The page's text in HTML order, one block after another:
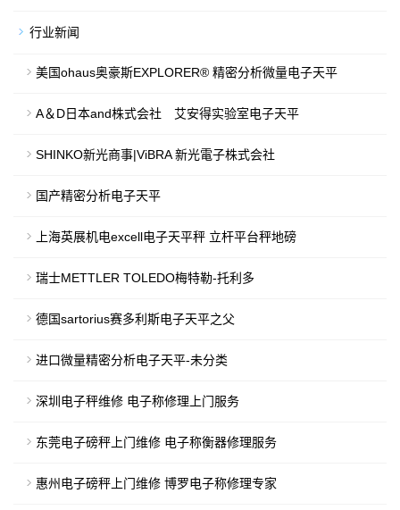
行业新闻
美国ohaus奥豪斯EXPLORER® 精密分析微量电子天平
A＆D日本and株式会社 艾安得实验室电子天平
SHINKO新光商事|ViBRA 新光電子株式会社
国产精密分析电子天平
上海英展机电excell电子天平秤 立杆平台秤地磅
瑞士METTLER TOLEDO梅特勒-托利多
德国sartorius赛多利斯电子天平之父
进口微量精密分析电子天平-未分类
深圳电子秤维修 电子称修理上门服务
东莞电子磅秤上门维修 电子称衡器修理服务
惠州电子磅秤上门维修 博罗电子称修理专家